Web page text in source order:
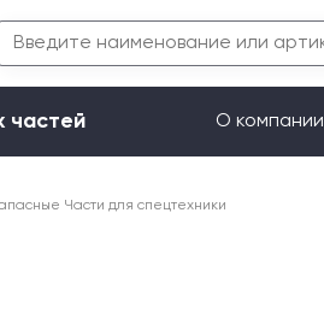
частей О компании
Части для спецтехники